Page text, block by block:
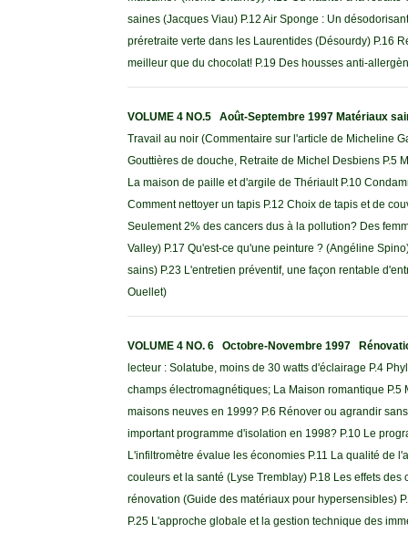
saines (Jacques Viau) P.12 Air Sponge : Un
préretraite verte dans les Laurentides (Désourdy) P.16
meilleur que du chocolat! P.19 Des housses anti-
VOLUME 4 NO.5 Août-Septembre 1997 Matériaux
Travail au noir (Commentaire sur l'article de Micheline
Gouttières de douche, Retraite de Michel Desbiens P.5
La maison de paille et d'argile de Thériault P.10
Comment nettoyer un tapis P.12 Choix de tapis et de
Seulement 2% des cancers dus à la pollution? Des
Valley) P.17 Qu'est-ce qu'une peinture ? (Angéline
sains) P.23 L'entretien préventif, une façon rentable
Ouellet)
VOLUME 4 NO. 6 Octobre-Novembre 1997
lecteur : Solatube, moins de 30 watts d'éclairage P.4
champs électromagnétiques; La Maison romantique
maisons neuves en 1999? P.6 Rénover ou agrandir
important programme d'isolation en 1998? P.10 Le
L'infiltromètre évalue les économies P.11 La qualité de
couleurs et la santé (Lyse Tremblay) P.18 Les effets
rénovation (Guide des matériaux pour hypersensibles)
P.25 L'approche globale et la gestion technique des